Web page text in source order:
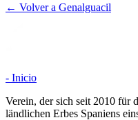
← Volver a Genalguacil
- Inicio
Verein, der sich seit 2010 für
ländlichen Erbes Spaniens